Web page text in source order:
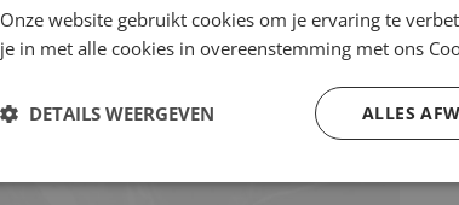
Onze website gebruikt cookies om je ervaring te
je in met alle cookies in overeenstemming met ons
ALLES
DETAILS WEERGEVEN